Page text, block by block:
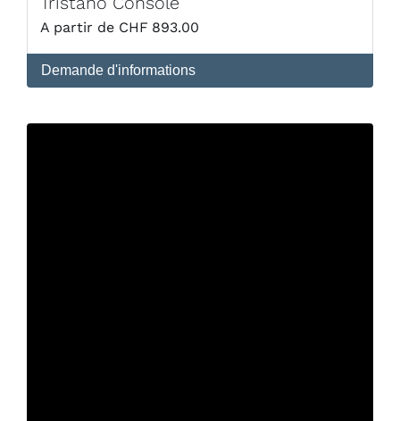
CHF 893.00
Demande d'informations